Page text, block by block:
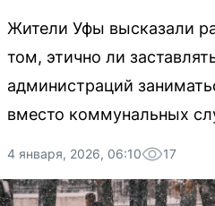
Жители Уфы высказали
том, этично ли
администраций
вместо коммунальных
4 января, 2026, 06:10 17